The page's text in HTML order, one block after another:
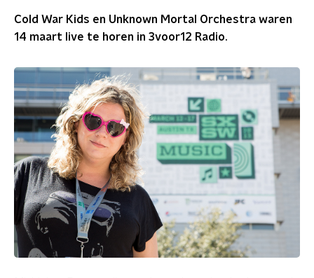
Cold War Kids en Unknown Mortal Orchestra waren
14 maart live te horen in 3voor12 Radio.